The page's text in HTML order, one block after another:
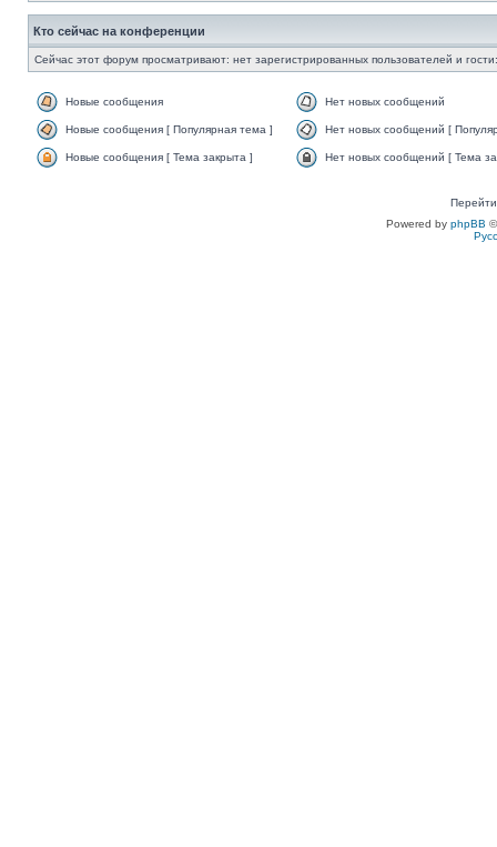
Кто сейчас на конференции
Сейчас этот форум просматривают: нет зарегистрированных пользователей и
Новые сообщения Нет новых сообщений
Новые сообщения [ Популярная тема ] Нет новых сообщений [
Новые сообщения [ Тема закрыта ] Нет новых сообщений [ Тема
Powered by phpBB